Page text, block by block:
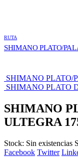
RUTA
SHIMANO PLATO/
SHIMANO PLATO/
SHIMANO PLATO
SHIMANO
ULTEGRA
Stock: Sin existencias
Facebook Twitter